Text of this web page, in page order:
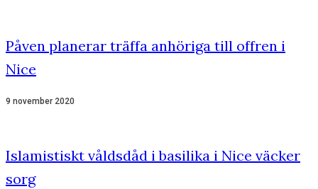
Påven planerar träffa anhöriga till offren i
Nice
9 november 2020
Islamistiskt våldsdåd i basilika i Nice väcker
sorg